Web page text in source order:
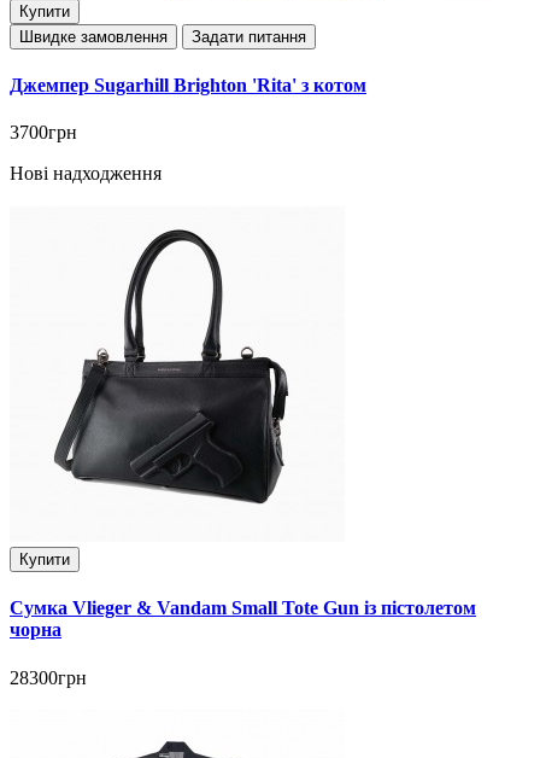
Купити
Швидке замовлення
Задати питання
Джемпер Sugarhill Brighton 'Rita' з котом
3700грн
Нові надходження
Купити
Сумка Vlieger & Vandam Small Tote Gun із пістолетом
чорна
28300грн